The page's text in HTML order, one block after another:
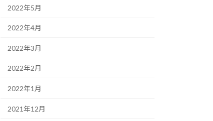
2022年5月
2022年4月
2022年3月
2022年2月
2022年1月
2021年12月